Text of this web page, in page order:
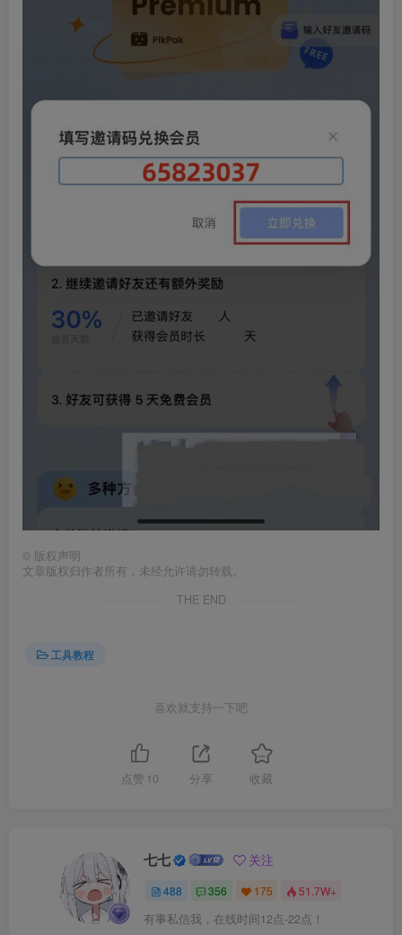
© 版权声明
文章版权归作者所有，未经允许请勿转载。
THE END
工具教程
喜欢就支持一下吧
点赞 10 分享 收藏
七七 关注
488 356 175 51.7W+
有事私信我，在线时间12点-22点！